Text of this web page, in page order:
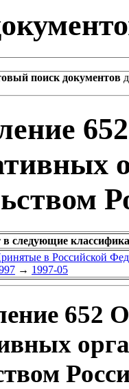
поиск документов
в следующие
в Российской
→ 1997-05
652